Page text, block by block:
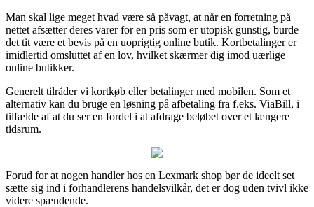
Man skal lige meget hvad være så påvagt, at når en forretning på
nettet afsætter deres varer for en pris som er utopisk gunstig, burde
det tit være et bevis på en uoprigtig online butik. Kortbetalinger er
imidlertid omsluttet af en lov, hvilket skærmer dig imod uærlige
online butikker.
Generelt tilråder vi kortkøb eller betalinger med mobilen. Som et
alternativ kan du bruge en løsning på afbetaling fra f.eks. ViaBill, i
tilfælde af at du ser en fordel i at afdrage beløbet over et længere
tidsrum.
Forud for at nogen handler hos en Lexmark shop bør de ideelt set
sætte sig ind i forhandlerens handelsvilkår, det er dog uden tvivl ikke
videre spændende.